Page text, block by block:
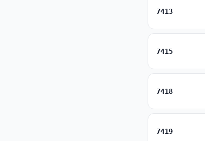
7413
7415
7418
7419